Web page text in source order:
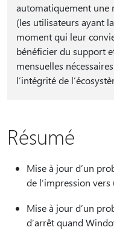
automatiquement une
(les utilisateurs ayant
moment qui leur
bénéficier du support
mensuelles
l’intégrité de
Résumé
Mise à jour d’un
de l’impression
Mise à jour d’un
d’arrêt quand